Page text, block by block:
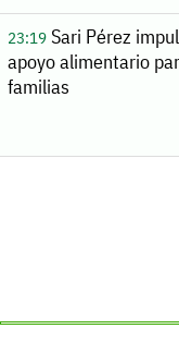
23:19Sari Pérez
apoyo alimentario
familias